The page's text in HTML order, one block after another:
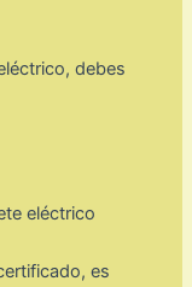
debes
es